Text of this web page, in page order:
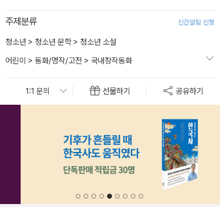
주제분류 신간알림 신청
청소년 > 청소년 문학> 청소년 소설
어린이 > 동화/명작/고전 > 국내창작동화
선물하기 공유하기